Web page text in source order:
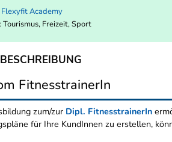
Flexyfit Academy
Tourismus, Freizeit, Sport
FitnesstrainerIn
zum/zur Dipl. FitnesstrainerIn
für Ihre KundInnen zu erstellen,